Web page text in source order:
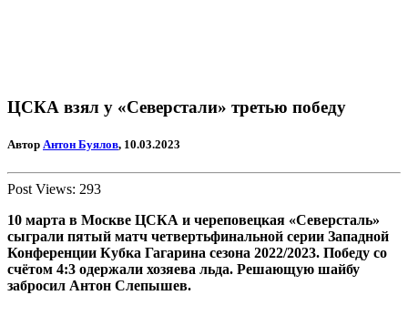
ЦСКА взял у «Северстали» третью победу
Автор Антон Буялов, 10.03.2023
Post Views: 293
10 марта в Москве ЦСКА и череповецкая «Северсталь»
сыграли пятый матч четвертьфинальной серии Западной
Конференции Кубка Гагарина сезона 2022/2023. Победу со
счётом 4:3 одержали хозяева льда. Решающую шайбу
забросил Антон Слепышев.